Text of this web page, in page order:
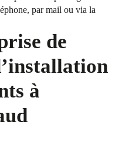
par mail ou via la
de
à